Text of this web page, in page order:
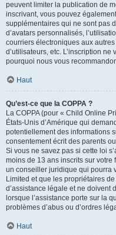
peuvent limiter la publication de
inscrivant, vous pouvez
supplémentaires qui ne sont pas
d’avatars personnalisés,
courriers électroniques aux
d’utilisateurs, etc. L’inscription ne
pourquoi nous vous
Haut
Qu’est-ce que la COPPA ?
La COPPA (pour « Child Online
États-Unis d’Amérique qui
potentiellement des informations
consentement écrit des parents
Si vous ne savez pas si cette loi
moins de 13 ans inscrits sur
un conseiller juridique qui pourra
Limited et que les propriétaires
d’assistance légale et ne doivent
lorsque l’assistance porte sur la
problèmes d’abus ou d’ordres
Haut